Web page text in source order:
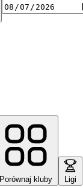
Porównaj kluby Ligi